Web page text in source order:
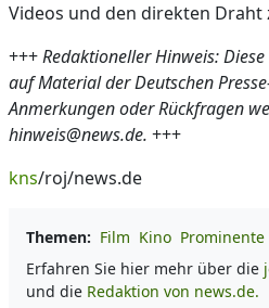
Videos und den direkten Draht
+++Redaktioneller Hinweis:
auf Material der Deutschen
Anmerkungen oder Rückfragen
hinweis@news.de. +++
kns/roj/news.de
Themen: Film Kino Prominente
Erfahren Sie hier mehr über die
und die Redaktion von news.de.